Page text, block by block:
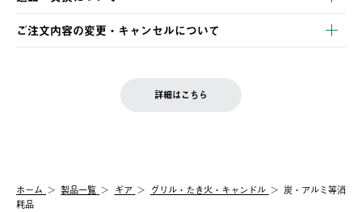
・Pay-easy決済
ご注文・ご入金完了より2営業日以内に商品を発送いたします。
土日祝の発送はございませんので、木曜日以降のご注文は週明け
の発送となる場合がございます。
【配送業者】
佐川急便にて配送されます。
※お客様都合の場合
お客様都合の返品にかかる送料は、お客様ご負担とさせていただ
む）は受け付けておりません。
一度お手元の商品を返品いただき、ご希望商品を再注文してくだ
ご注文内容の変更・キャンセルについて
LOGOS FAMILY会員の方は、会員マイページ内 購入履歴画面に
詳細はこちら
ホーム 製品一覧 ギア グリル・たき火・キャンドル
炭・アルミ等消
耗品